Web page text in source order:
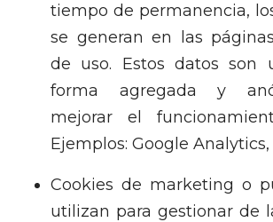
tiempo de permanencia,
se generan en las
de uso. Estos datos son
forma agregada y
mejorar el
Ejemplos: Google Analytics,
Cookies de marketing o
utilizan para gestionar de